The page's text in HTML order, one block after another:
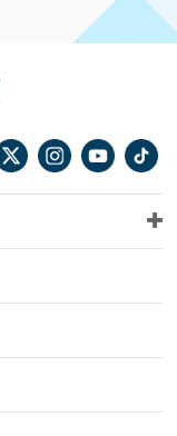
TwitterInstagram